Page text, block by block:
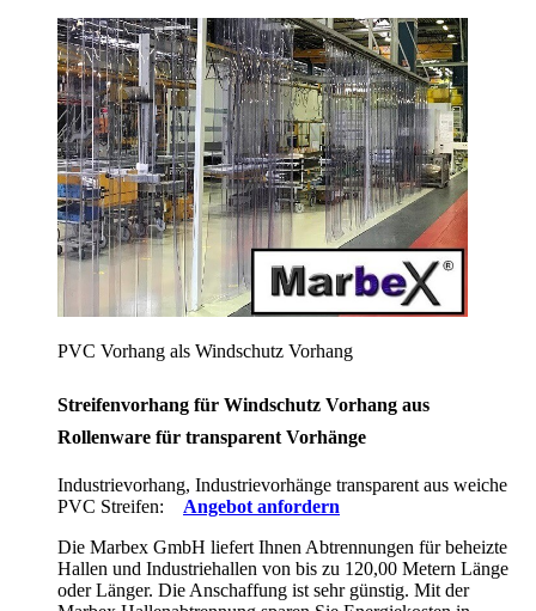
PVC Vorhang als Windschutz Vorhang
Streifenvorhang für Windschutz Vorhang aus
Rollenware für transparent Vorhänge
Industrievorhang, Industrievorhänge transparent aus weiche
PVC Streifen:
Angebot anfordern
Die Marbex GmbH liefert Ihnen Abtrennungen für beheizte
Hallen und Industriehallen von bis zu 120,00 Metern Länge
oder Länger. Die Anschaffung ist sehr günstig. Mit der